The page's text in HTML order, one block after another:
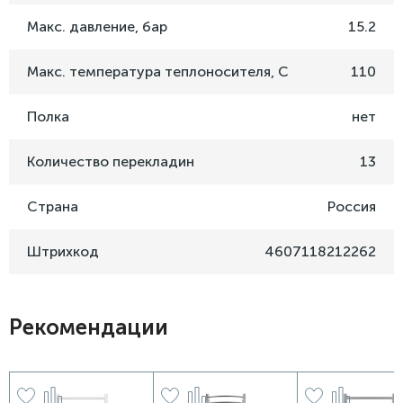
Макс. давление, бар 15.2
Макс. температура теплоносителя, C 110
Полка нет
Количество перекладин 13
Страна Россия
Штрихкод 4607118212262
Рекомендации